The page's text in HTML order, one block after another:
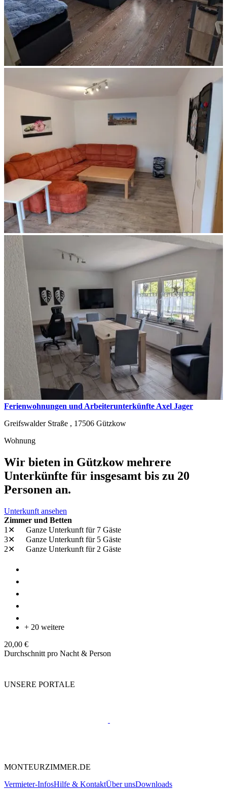
Ferienwohnungen und Arbeiterunterkünfte Axel Jager
Greifswalder Straße , 17506 Gützkow
Wohnung
Wir bieten in Gützkow mehrere
Unterkünfte für insgesamt bis zu 20
Personen an.
Unterkunft ansehen
Zimmer und Betten
1✕
Ganze Unterkunft für 7 Gäste
3✕
Ganze Unterkunft für 5 Gäste
2✕
Ganze Unterkunft für 2 Gäste
+ 20 weitere
20,00 €
Durchschnitt pro Nacht & Person
UNSERE PORTALE
MONTEURZIMMER.DE
Vermieter-InfosHilfe & KontaktÜber unsDownloads